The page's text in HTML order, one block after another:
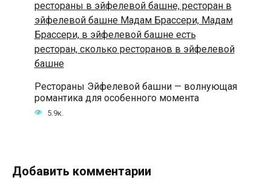
Рестораны Эйфелевой башни — волнующая
романтика для особенного момента
5.9к.
Добавить комментарии